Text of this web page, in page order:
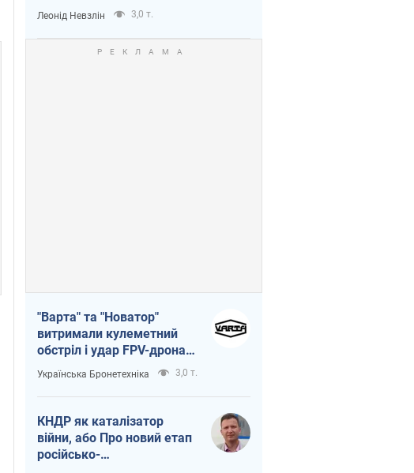
Леонід Невзлін 3,0 т.
"Варта" та "Новатор"
витримали кулеметний
обстріл і удар FPV-дрона,
врятувавши життя
офіцеру ЗСУ
Українська Бронетехніка 3,0 т.
КНДР як каталізатор
війни, або Про новий етап
російсько-